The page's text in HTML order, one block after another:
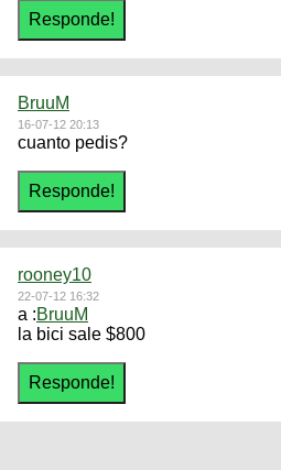
BruuM
16-07-12 20:13
cuanto pedis?
rooney10
22-07-12 16:32
a :BruuM
la bici sale $800